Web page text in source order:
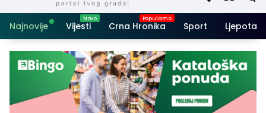
Najnovije Vijesti Crna Hronika Sport Ljepota i